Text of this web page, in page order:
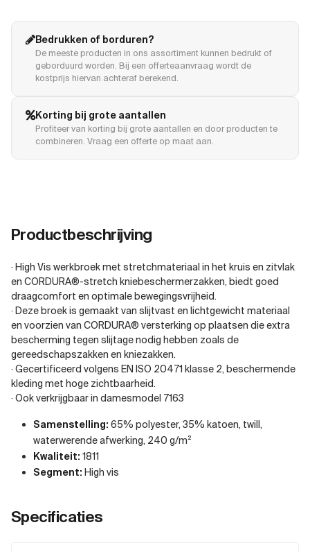
Bedrukken of borduren?
De meeste producten in ons assortiment kunnen bedrukt of
geborduurd worden. Bij een offerteaanvraag wordt de
kostprijs hiervan achteraf berekend.
Korting bij grote aantallen
Profiteer van korting bij grote aantallen en door producten te
combineren. Vraag een offerte op maat aan.
Productbeschrijving
· High Vis werkbroek met stretchmateriaal in het kruis en zitvlak
en CORDURA®-stretch kniebeschermerzakken, biedt goed
draagcomfort en optimale bewegingsvrijheid.
· Deze broek is gemaakt van slijtvast en lichtgewicht materiaal
en voorzien van CORDURA® versterking op plaatsen die extra
bescherming tegen slijtage nodig hebben zoals de
gereedschapszakken en kniezakken.
· Gecertificeerd volgens EN ISO 20471 klasse 2, beschermende
kleding met hoge zichtbaarheid.
· Ook verkrijgbaar in damesmodel 7163
Samenstelling: 65% polyester, 35% katoen, twill,
waterwerende afwerking, 240 g/m²
Kwaliteit: 1811
Segment: High vis
Specificaties